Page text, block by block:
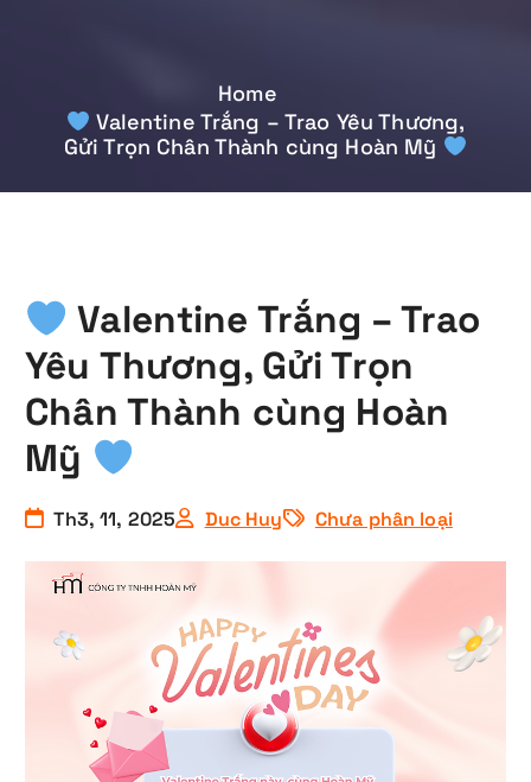
Home
Valentine Trắng – Trao Yêu Thương,
Gửi Trọn Chân Thành cùng Hoàn Mỹ
Valentine Trắng – Trao
Yêu Thương, Gửi Trọn
Chân Thành cùng Hoàn
Mỹ
Th3, 11, 2025 Duc Huy Chưa phân loại